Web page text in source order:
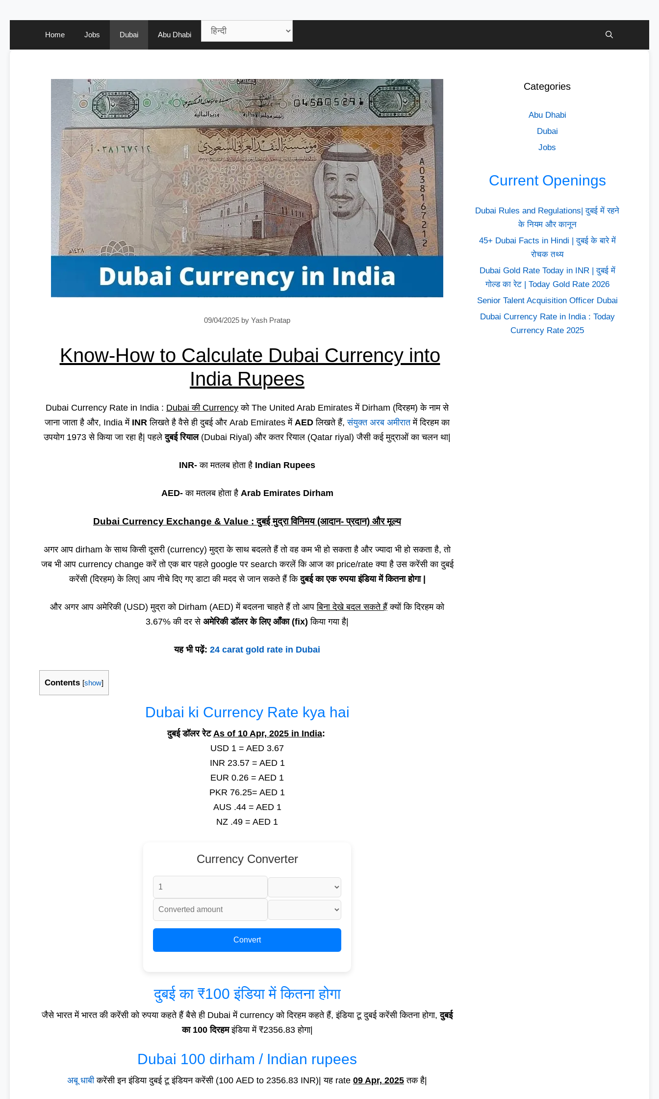
Home Jobs Dubai Abu Dhabi
09/04/2025 by Yash Pratap
Know-How to Calculate Dubai Currency into
India Rupees
Dubai Currency Rate in India : Dubai की Currency को The United Arab Emirates में Dirham (दिरहम) के नाम से
जाना जाता है और, India में INR लिखते है वैसे ही दुबई और Arab Emirates में AED लिखते हैं,संयुक्त अरब अमीरातमें दिरहम का
उपयोग 1973 से किया जा रहा है| पहलेदुबई रियाल(Dubai Riyal) और कतर रियाल (Qatar riyal) जैसी कई मुद्राओं का चलन था|
INR- का मतलब होता है Indian Rupees
AED-का मतलब होता है Arab Emirates Dirham
Dubai Currency Exchange & Value : दुबई मुद्रा विनिमय (आदान- प्रदान) और मूल्य
अगर आप dirham के साथ किसी दूसरी (currency) मुद्रा के साथ बदलते हैं तो वह कम भी हो सकता है और ज्यादा भी हो सकता है, तो
जब भी आप currency change करें तो एक बार पहले google पर search करलें कि आज का price/rate क्या है उस करेंसी का दुबई
करेंसी (दिरहम) के लिए| आप नीचे दिए गए डाटा की मदद से जान सकते हैं किदुबई का एक रुपया इंडिया में कितना होगा |
और अगर आप अमेरिकी (USD) मुद्रा को Dirham (AED) में बदलना चाहते हैं तो आपबिना देखे बदल सकते हैं क्यों कि दिरहम को
3.67% की दर से अमेरिकी डॉलर के लिए आँका (fix) किया गया है|
यह भी पढ़ें: 24 carat gold rate in Dubai
Contents [show]
Dubai ki Currency Rate kya hai
दुबई डॉलर रेटAs of 10 Apr, 2025 in India:
USD 1 = AED 3.67
INR 23.57 = AED 1
EUR 0.26 = AED 1
PKR 76.25= AED 1
AUS .44 = AED 1
NZ .49 = AED 1
Currency Converter
Convert
दुबई का ₹100 इंडिया में कितना होगा
जैसे भारत में भारत की करेंसी को रुपया कहते हैं बैसे ही Dubai में currency को दिरहम कहते हैं, इंडिया टू दुबई करेंसी कितना होगा,दुबई
का 100 दिरहमइंडिया में ₹2356.83 होगा|
Dubai 100 dirham / Indian rupees
अबू धाबीकरेंसी इन इंडिया दुबई टू इंडियन करेंसी (100 AED to 2356.83 INR)| यह rate 09 Apr, 2025 तक है|
Categories
Abu Dhabi
Dubai
Jobs
Current Openings
Dubai Rules and Regulations| दुबई में रहने
के नियम और कानून
45+ Dubai Facts in Hindi | दुबई के बारे में
रोचक तथ्य
Dubai Gold Rate Today in INR | दुबई में
गोल्ड का रेट | Today Gold Rate 2026
Senior Talent Acquisition Officer Dubai
Dubai Currency Rate in India : Today
Currency Rate 2025